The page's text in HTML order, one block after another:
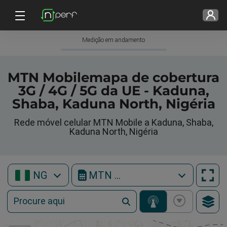
Medição em andamento
MTN Mobilemapa de cobertura
3G / 4G / 5G da UE - Kaduna,
Shaba, Kaduna North, Nigéria
Rede móvel celular MTN Mobile a Kaduna, Shaba,
Kaduna North, Nigéria
NG MTN Mobile